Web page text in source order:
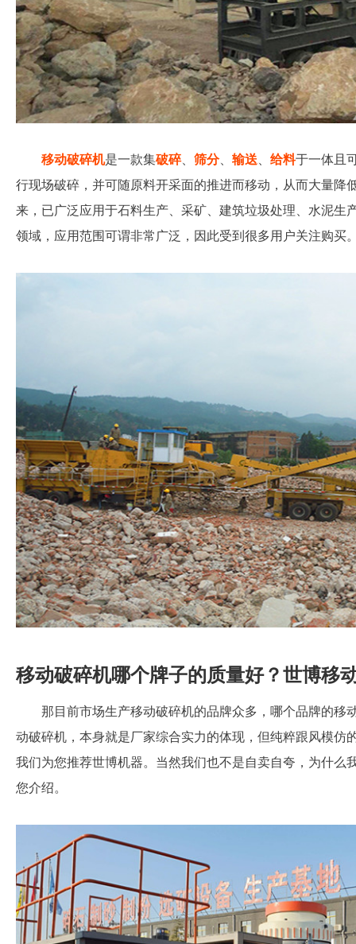
移动破碎机是一款集破碎、 筛分、 输送 给料于一体且
行现场破碎，并可随原料开采面的推进而移动，从而大量降
来，已广泛应用于石料生产、采矿、建筑垃圾处理、水泥生
领域，应用范围可谓非常广泛，因此受到很多用户关注购买
移动破碎机哪个牌子的质量好？世博移
那目前市场生产移动破碎机的品牌众多，哪个品牌的移
动破碎机，本身就是厂家综合实力的体现，但纯粹跟风模仿
我们为您推荐世博机器。当然我们也不是自卖自夸，为什么
您介绍。